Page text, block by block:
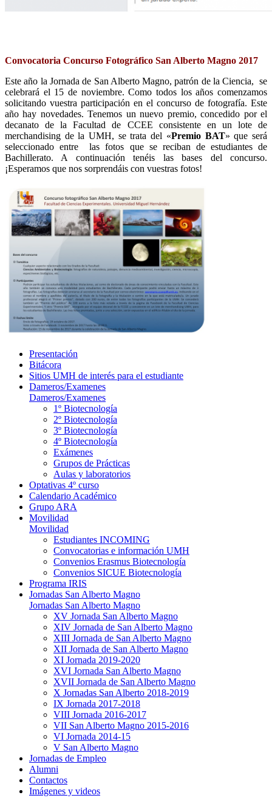
Convocatoria Concurso Fotográfico San Alberto Magno 2017
Este año la Jornada de San Alberto Magno, patrón de la Ciencia, se
celebrará el 15 de noviembre. Como todos los años comenzamos
solicitando vuestra participación en el concurso de fotografía. Este
año hay novedades. Tenemos un nuevo premio, concedido por el
decanato de la Facultad de CCEE consistente en un lote de
merchandising de la UMH, se trata del «Premio BAT» que será
seleccionado entre las fotos que se reciban de estudiantes de
Bachillerato. A continuación tenéis las bases del concurso.
¡Esperamos que nos sorprendáis con vuestras fotos!
Presentación
Bitácora
Sitios UMH de interés para el estudiante
Dameros/Examenes
Dameros/Examenes
1º Biotecnología
2º Biotecnología
3º Biotecnología
4º Biotecnología
Exámenes
Grupos de Prácticas
Aulas y laboratorios
Optativas 4º curso
Calendario Académico
Grupo ARA
Movilidad
Movilidad
Estudiantes INCOMING
Convocatorias e información UMH
Convenios Erasmus Biotecnología
Convenios SICUE Biotecnología
Programa IRIS
Jornadas San Alberto Magno
Jornadas San Alberto Magno
XV Jornada San Alberto Magno
XIV Jornada de San Alberto Magno
XIII Jornada de San Alberto Magno
XII Jornada de San Alberto Magno
XI Jornada 2019-2020
XVI Jornada San Alberto Magno
XVII Jornada de San Alberto Magno
X Jornadas San Alberto 2018-2019
IX Jornada 2017-2018
VIII Jornada 2016-2017
VII San Alberto Magno 2015-2016
VI Jornada 2014-15
V San Alberto Magno
Jornadas de Empleo
Alumni
Contactos
Imágenes y videos